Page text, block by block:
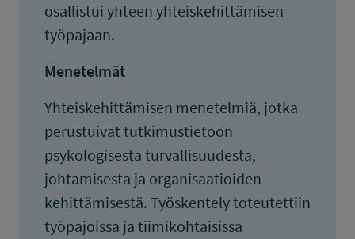
osallistui yhteen yhteiskehittämisen
työpajaan.
Menetelmät
Yhteiskehittämisen menetelmiä, jotka
perustuivat tutkimustietoon
psykologisesta turvallisuudesta,
johtamisesta ja organisaatioiden
kehittämisestä. Työskentely toteutettiin
työpajoissa ja tiimikohtaisissa